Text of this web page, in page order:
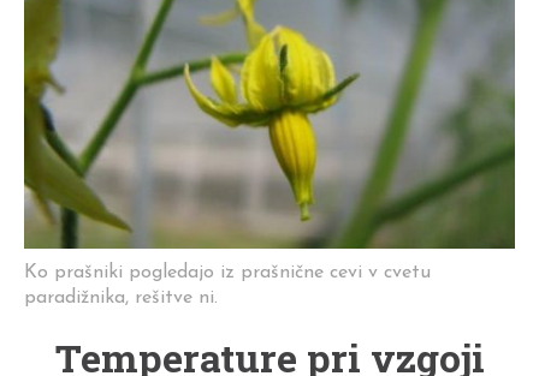
Ko prašniki pogledajo iz prašnične cevi v cvetu
paradižnika, rešitve ni.
Temperature pri vzgoji